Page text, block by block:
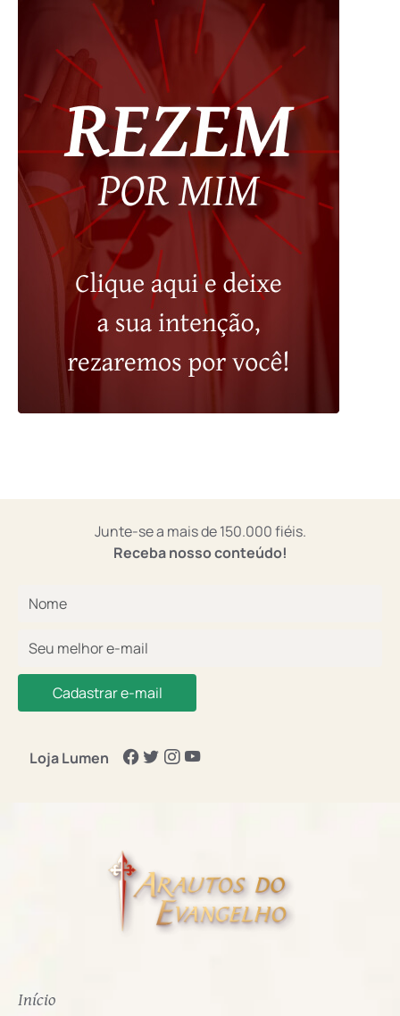
Junte-se a mais de 150.000 fiéis.
Receba nosso conteúdo!
Cadastrar e-mail
Loja Lumen
Início